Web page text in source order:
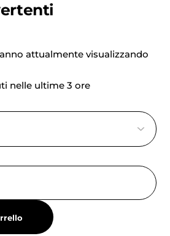
attualmente visualizzando
nelle ultime 3 ore